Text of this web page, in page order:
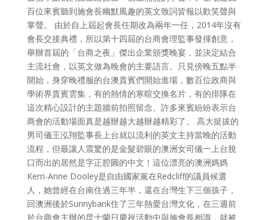
百位來賓聽到施會長幽默風趣的英文致詞皆報以歡笑聲與
掌聲。 由於自上屆起會長任期改為兩年一任，2014年沒有
會長交接典禮，所以第十四屆的台商會理監事發揮創意，
舉辦首屆的「台商之夜」傑出企業頒獎晚宴，並決定結合
主流社會，以英文做為晚會的主要語言。只見傍晚五點半
開始，身穿晚禮服的台澳貴賓們開始進場，數百位政商與
學術界貴賓雲集，有的熱情的寒暄交換名片，有的排隊在
這次精心設計的主題牆前拍照留念。許多來賓紛紛表示台
商會的活動場面真是越辦越大越辦越精彩了。 高大挺拔的
男司儀王泓翔監事長上台就以流利的英文主持當晚的活動
流程，但最讓人震驚的是金髮碧眼的澳洲女司儀一上台脫
口而出的居然是字正腔圓的中文！這位漂亮的澳洲媽媽
Kerri-Anne Dooley是自由國家黨在Redcliff的議員候選
人，她曾經在台南住過三年半，還在台灣生下三個孩子，
回澳洲後於Sunnybank住了三年熱愛台灣文化，在三週前
於台商會主辦的昆士蘭日慶祝活動中與施會長相識，就被